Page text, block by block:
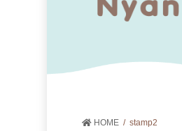
HOME stamp2